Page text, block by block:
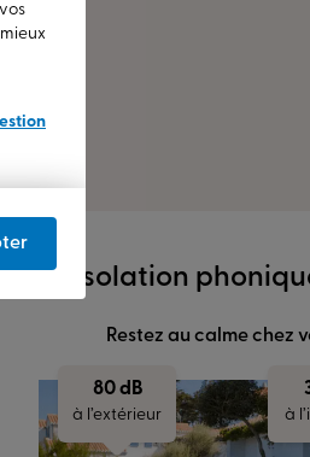
Isolation
Restez au calme chez
80 dB
à l’extérieur à